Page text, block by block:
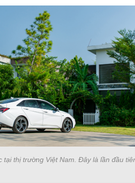
tại thị trường Việt Nam. Đây là lần đầu